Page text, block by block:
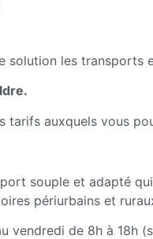
solution les transports
auxquels vous
souple et adapté
périurbains et
vendredi de 8h à 18h